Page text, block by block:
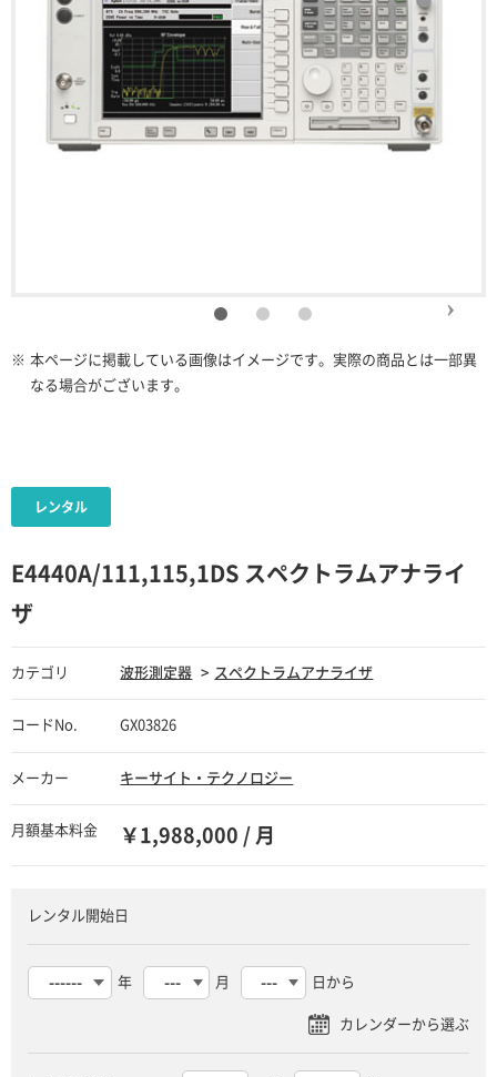
※ 本ページに掲載している画像はイメージです。実際の商品とは一部異
なる場合がございます。
E4440A/111,115,1DS スペクトラムアナライ
ザ
カテゴリ 波形測定器 スペクトラムアナライザ
コードNo. GX03826
メーカー キーサイト・テクノロジー
月額基本料金 ￥1,988,000 / 月
レンタル開始日
年 月 日から